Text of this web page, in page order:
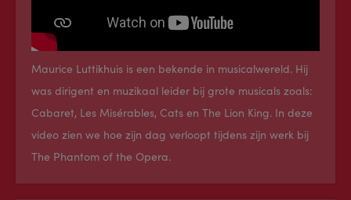
Maurice Luttikhuis is een bekende in musicalwereld. Hij
was dirigent en muzikaal leider bij grote musicals zoals:
Cabaret, Les Misérables, Cats en The Lion King. In deze
video zien we hoe zijn dag verloopt tijdens zijn werk bij
The Phantom of the Opera.